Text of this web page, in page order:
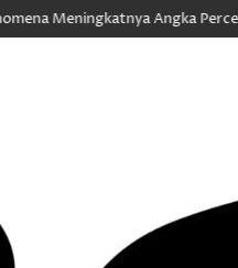
Angka Perceraian